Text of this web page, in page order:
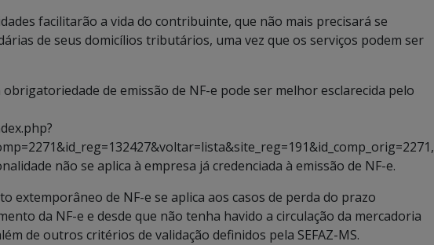
facilitarão a vida do contribuinte, que não mais precisará se
de seus domicílios tributários, uma vez que os serviços podem ser
obrigatoriedade de emissão de NF-e pode ser melhor esclarecida pelo
não se aplica à empresa já credenciada à emissão de NF-e.
extemporâneo de NF-e se aplica aos casos de perda do prazo
da NF-e e desde que não tenha havido a circulação da mercadoria
de outros critérios de validação definidos pela SEFAZ-MS.